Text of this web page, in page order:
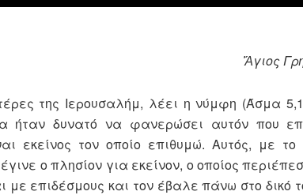
Ἅγιος
της Ιερουσαλήμ, λέει η νύμφη (Άσμα
δυνατό να φανερώσει αυτόν που
εκείνος τον οποίο επιθυμώ. Αυτός, με
ο πλησίον για εκείνον, ο οποίος
επιδέσμους και τον έβαλε πάνω στο δικό